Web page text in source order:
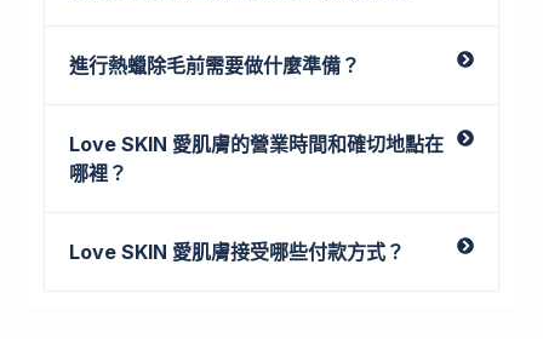
進行熱蠟除毛前需要做什麼準備？
Love SKIN 愛肌膚的營業時間和確切地點在
哪裡？
Love SKIN 愛肌膚接受哪些付款方式？